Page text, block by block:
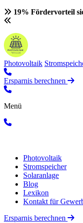
19% Fördervorteil
Photovoltaik
Ersparnis berechnen
Menü
Photovoltaik
Stromspeicher
Solaranlage
Blog
Lexikon
Kontakt für
Ersparnis berechnen